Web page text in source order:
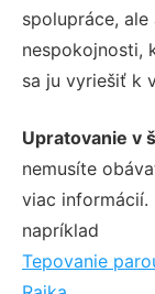
spolupráce,
nespokojnosti,
sa ju vyriešiť k
Upratovanie v
nemusíte
viac informácií.
napríklad
Tepovanie